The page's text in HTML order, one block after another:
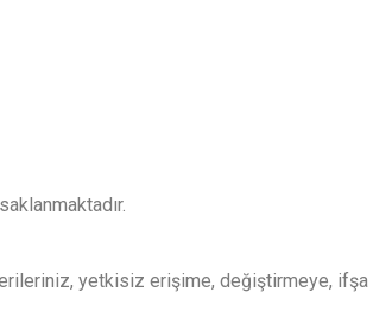
yetkisiz erişime, değiştirmeye, ifşa